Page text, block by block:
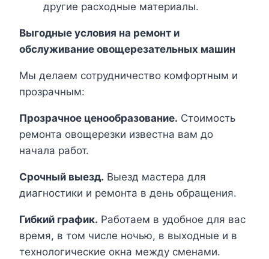
другие расходные материалы.
Выгодные условия на ремонт и
обслуживание овощерезательных машин
Мы делаем сотрудничество комфортным и
прозрачным:
Прозрачное ценообразование. Стоимость
ремонта овощерезки известна вам до
начала работ.
Срочный выезд. Выезд мастера для
диагностики и ремонта в день обращения.
Гибкий график. Работаем в удобное для вас
время, в том числе ночью, в выходные и в
технологические окна между сменами.